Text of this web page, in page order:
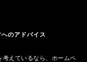
のアドバイス
えているなら、ホームペ